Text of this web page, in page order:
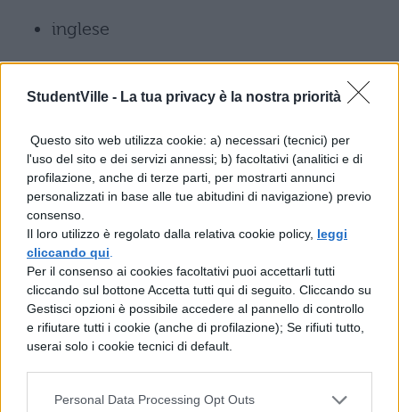
StudentVille - La tua privacy è la nostra priorità
Questo sito web utilizza cookie: a) necessari (tecnici) per
l'uso del sito e dei servizi annessi; b) facoltativi (analitici e di
profilazione, anche di terze parti, per mostrarti annunci
personalizzati in base alle tue abitudini di navigazione) previo
consenso.
Il loro utilizzo è regolato dalla relativa cookie policy, leggi
cliccando qui
Per il consenso ai cookies facoltativi puoi accettarli tutti
cliccando sul bottone Accetta tutti qui di seguito. Cliccando su
Gestisci opzioni è possibile accedere al pannello di controllo
e rifiutare tutti i cookie (anche di profilazione); Se rifiuti tutto,
userai solo i cookie tecnici di default.
Personal Data Processing Opt Outs
inglese
informatici telecomunicazioni
Indirizzo Telecomunicazioni:
italiano
inglese
tecnologie progettazione sistemi
informatici telecomunicazioni
ISTITUTO TECNICO GRAFICA E
COMUNICAZIONI